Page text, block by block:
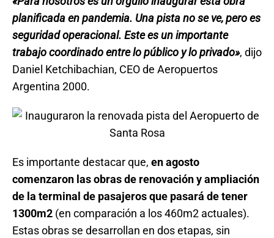
planificada en pandemia. Una pista no se ve, pero es
seguridad operacional. Este es un importante
trabajo coordinado entre lo público y lo privado», dijo
Daniel Ketchibachian, CEO de Aeropuertos
Argentina 2000.
Es importante destacar que, en agosto
comenzaron las obras de renovación y ampliación
de la terminal de pasajeros que pasará de tener
1300m2 (en comparación a los 460m2 actuales).
Estas obras se desarrollan en dos etapas, sin